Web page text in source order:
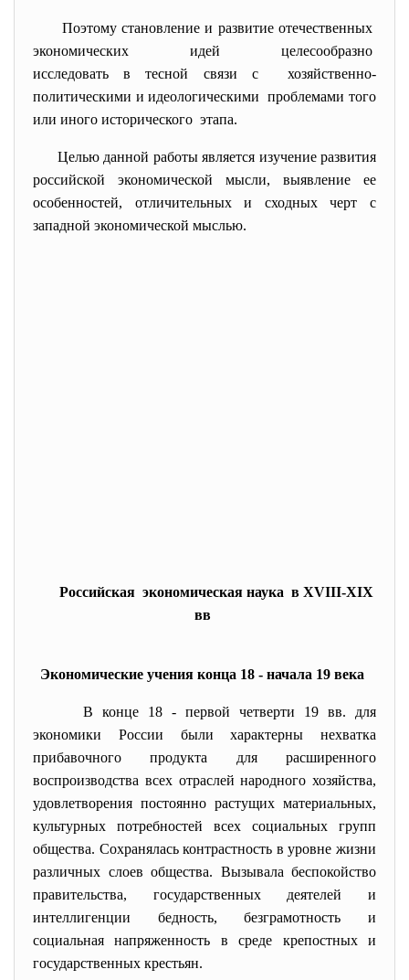
Поэтому становление и развитие отечественных
экономических идей целесообразно
исследовать в тесной связи с хозяйственно-
политическими иидеологическими проблемами того
или иного исторического этапа.
Целью данной работы является изучение развития
российской экономической мысли, выявление ее
особенностей, отличительных и сходных черт с
западной экономической мыслью.
Российская экономическая наука в XVIII-XIX
вв
Экономические учения конца 18 - начала 19 века
В конце 18 - первой четверти 19 вв. для
экономики России были характерны нехватка
прибавочного продукта для расширенного
воспроизводства всех отраслей народного хозяйства,
удовлетворения постоянно растущих материальных,
культурных потребностей всех социальных групп
общества. Сохранялась контрастность в уровне жизни
различных слоев общества. Вызывала беспокойство
правительства, государственных деятелей и
интеллигенции бедность, безграмотность и
социальная напряженность в среде крепостных и
государственных крестьян.